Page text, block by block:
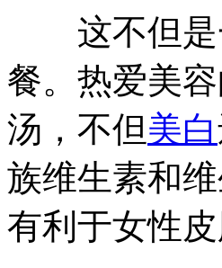
这不但是
餐。热爱美
汤，不但美白
族维生素和
有利于女性